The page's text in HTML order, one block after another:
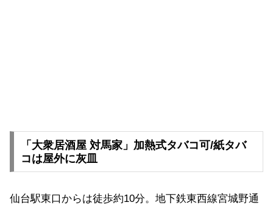
「大衆居酒屋 対馬家」加熱式タバコ可/紙タバ
コは屋外に灰皿
仙台駅東口からは徒歩約10分。地下鉄東西線宮城野通